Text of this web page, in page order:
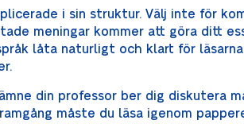
i sin struktur. Välj inte för
meningar kommer att göra ditt
låta naturligt och klart för
din professor ber dig diskutera
måste du läsa igenom